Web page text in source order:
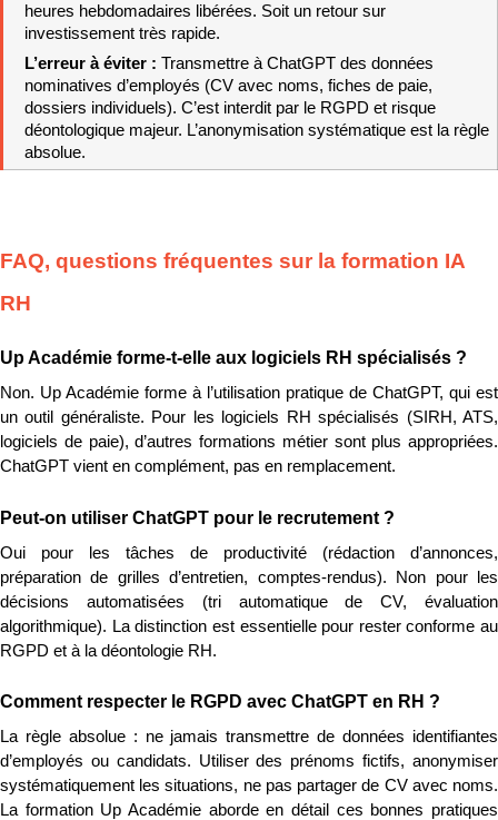
heures hebdomadaires libérées. Soit un retour sur
investissement très rapide.
L’erreur à éviter : Transmettre à ChatGPT des données
nominatives d’employés (CV avec noms, fiches de paie,
dossiers individuels). C’est interdit par le RGPD et risque
déontologique majeur. L’anonymisation systématique est la règle
absolue.
FAQ, questions fréquentes sur la formation IA
RH
Up Académie forme-t-elle aux logiciels RH spécialisés ?
Non. Up Académie forme à l’utilisation pratique de ChatGPT, qui est
un outil généraliste. Pour les logiciels RH spécialisés (SIRH, ATS,
logiciels de paie), d’autres formations métier sont plus appropriées.
ChatGPT vient en complément, pas en remplacement.
Peut-on utiliser ChatGPT pour le recrutement ?
Oui pour les tâches de productivité (rédaction d’annonces,
préparation de grilles d’entretien, comptes-rendus). Non pour les
décisions automatisées (tri automatique de CV, évaluation
algorithmique). La distinction est essentielle pour rester conforme au
RGPD et à la déontologie RH.
Comment respecter le RGPD avec ChatGPT en RH ?
La règle absolue : ne jamais transmettre de données identifiantes
d’employés ou candidats. Utiliser des prénoms fictifs, anonymiser
systématiquement les situations, ne pas partager de CV avec noms.
La formation Up Académie aborde en détail ces bonnes pratiques